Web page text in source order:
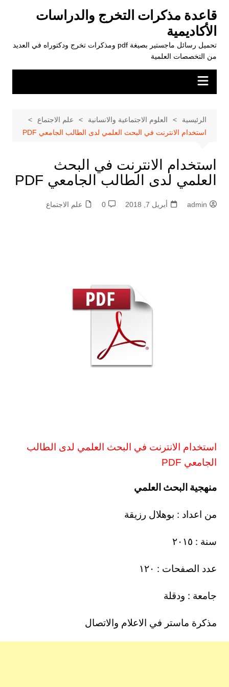
المحتوى
قاعدة مذكرات التخرج والدراسات
الأكاديمية
تحميل رسائل ماجستير بصيغة pdf ومذكرات تخرج ودكتوراه في العديد
من التخصصات العلمية
الرئيسية العلوم الاجتماعية والانسانية
علم الاجتماع
استخدام الانترنت في البحث العلمي لدى الطالب الجامعي PDF
استخدام الانترنت في البحث
العلمي لدى الطالب الجامعي PDF
admin أبريل 7, 2018 0 علم الاجتماع
استخدام الانترنت في البحث العلمي لدى الطالب
الجامعي PDF
منهجية البحث العلمي
من اعداد : بوهلال رزيقة
سنة : ٢٠١٥
عدد الصفحات : ١٢٠
جامعة : ودقلة
مذكرة ماستر في الاعلام والاتصال